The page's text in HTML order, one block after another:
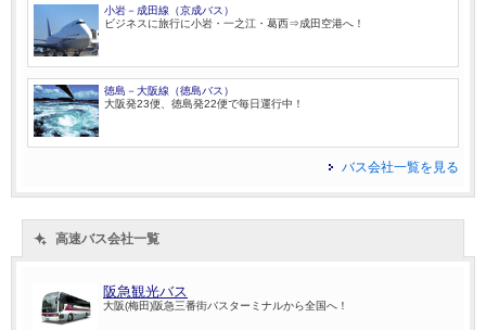
小岩－成田線（京成バス）
ビジネスに旅行に小岩・一之江・葛西⇒成田空港へ！
徳島－大阪線（徳島バス）
大阪発23便、徳島発22便で毎日運行中！
バス会社一覧を見る
高速バス会社一覧
阪急観光バス
大阪(梅田)阪急三番街バスターミナルから全国へ！